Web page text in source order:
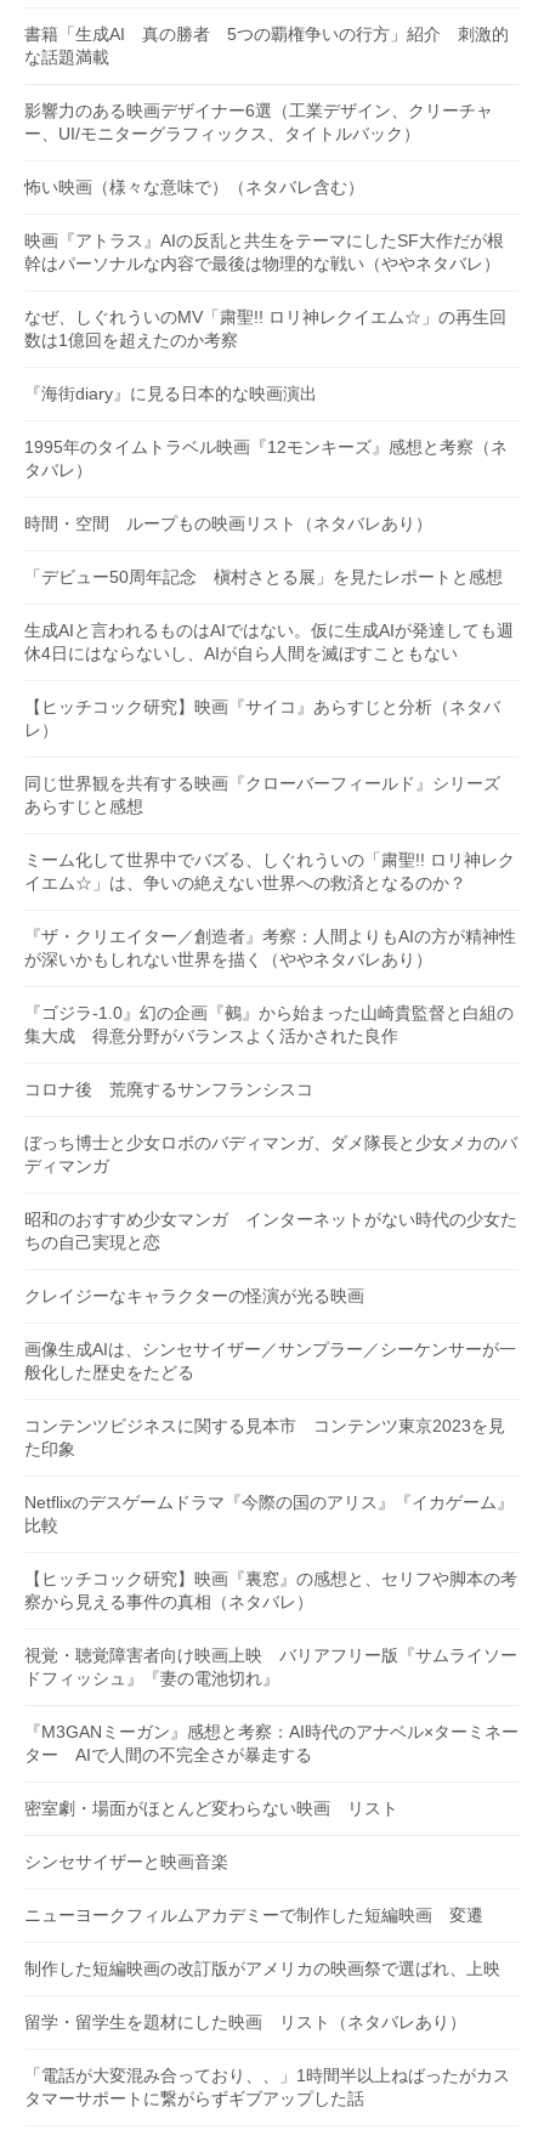
書籍「生成AI 真の勝者 5つの覇権争いの行方」紹介 刺激的
な話題満載
影響力のある映画デザイナー6選（工業デザイン、クリーチャ
ー、UI/モニターグラフィックス、タイトルバック）
怖い映画（様々な意味で）（ネタバレ含む）
映画『アトラス』AIの反乱と共生をテーマにしたSF大作だが根
幹はパーソナルな内容で最後は物理的な戦い（ややネタバレ）
なぜ、しぐれういのMV「粛聖!! ロリ神レクイエム☆」の再生回
数は1億回を超えたのか考察
『海街diary』に見る日本的な映画演出
1995年のタイムトラベル映画『12モンキーズ』感想と考察（ネ
タバレ）
時間・空間 ループもの映画リスト（ネタバレあり）
「デビュー50周年記念 槇村さとる展」を見たレポートと感想
生成AIと言われるものはAIではない。仮に生成AIが発達しても週
休4日にはならないし、AIが自ら人間を滅ぼすこともない
【ヒッチコック研究】映画『サイコ』あらすじと分析（ネタバ
レ）
同じ世界観を共有する映画『クローバーフィールド』シリーズ
あらすじと感想
ミーム化して世界中でバズる、しぐれういの「粛聖!! ロリ神レク
イエム☆」は、争いの絶えない世界への救済となるのか？
『ザ・クリエイター／創造者』考察：人間よりもAIの方が精神性
が深いかもしれない世界を描く（ややネタバレあり）
『ゴジラ-1.0』幻の企画『鵺』から始まった山崎貴監督と白組の
集大成 得意分野がバランスよく活かされた良作
コロナ後 荒廃するサンフランシスコ
ぼっち博士と少女ロボのバディマンガ、ダメ隊長と少女メカのバ
ディマンガ
昭和のおすすめ少女マンガ インターネットがない時代の少女た
ちの自己実現と恋
クレイジーなキャラクターの怪演が光る映画
画像生成AIは、シンセサイザー／サンプラー／シーケンサーが一
般化した歴史をたどる
コンテンツビジネスに関する見本市 コンテンツ東京2023を見
た印象
Netflixのデスゲームドラマ『今際の国のアリス』『イカゲーム』
比較
【ヒッチコック研究】映画『裏窓』の感想と、セリフや脚本の考
察から見える事件の真相（ネタバレ）
視覚・聴覚障害者向け映画上映 バリアフリー版『サムライソー
ドフィッシュ』『妻の電池切れ』
『M3GANミーガン』感想と考察：AI時代のアナベル×ターミネー
ター AIで人間の不完全さが暴走する
密室劇・場面がほとんど変わらない映画 リスト
シンセサイザーと映画音楽
ニューヨークフィルムアカデミーで制作した短編映画 変遷
制作した短編映画の改訂版がアメリカの映画祭で選ばれ、上映
留学・留学生を題材にした映画 リスト（ネタバレあり）
「電話が大変混み合っており、、」1時間半以上ねばったがカス
タマーサポートに繋がらずギブアップした話